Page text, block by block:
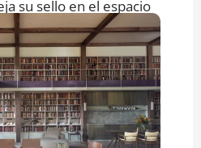
su sello en el espacio